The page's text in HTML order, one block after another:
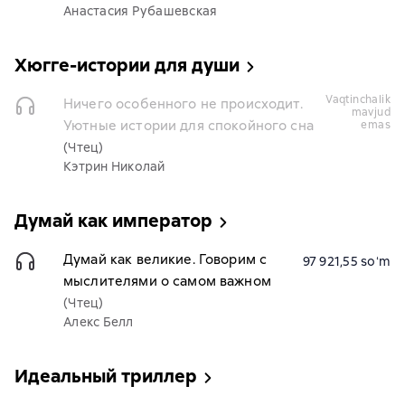
Анастасия Рубашевская
Хюгге-истории для души
Ничего особенного не происходит.
Уютные истории для спокойного сна
(Чтец)
Кэтрин Николай
vaqtinchalik
mavjud
emas
Думай как император
Думай как великие. Говорим с
мыслителями о самом важном
(Чтец)
Алекс Белл
97 921,55 soʻm
Идеальный триллер